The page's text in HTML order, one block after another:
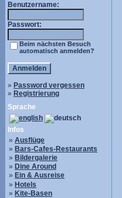
Benutzername:
Passwort:
Beim nächsten Besuch
automatisch anmelden?
» Password vergessen
» Registrierung
Sprache
Infos
» Ausflüge
» Bars-Cafes-Restaurants
» Bildergalerie
» Dine Around
» Ein & Ausreise
» Hotels
» Kite-Basen